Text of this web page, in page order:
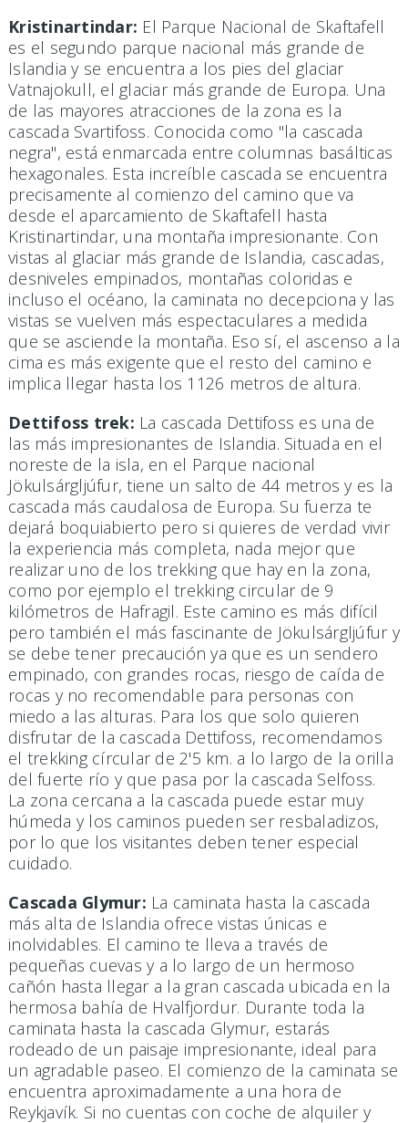
Kristinartindar: El Parque Nacional de Skaftafell
es el segundo parque nacional más grande de
Islandia y se encuentra a los pies del glaciar
Vatnajokull, el glaciar más grande de Europa. Una
de las mayores atracciones de la zona es la
cascada Svartifoss. Conocida como "la cascada
negra", está enmarcada entre columnas basálticas
hexagonales. Esta increíble cascada se encuentra
precisamente al comienzo del camino que va
desde el aparcamiento de Skaftafell hasta
Kristinartindar, una montaña impresionante. Con
vistas al glaciar más grande de Islandia, cascadas,
desniveles empinados, montañas coloridas e
incluso el océano, la caminata no decepciona y las
vistas se vuelven más espectaculares a medida
que se asciende la montaña. Eso sí, el ascenso a la
cima es más exigente que el resto del camino e
implica llegar hasta los 1126 metros de altura.
Dettifoss trek: La cascada Dettifoss es una de
las más impresionantes de Islandia. Situada en el
noreste de la isla, en el Parque nacional
Jökulsárgljúfur, tiene un salto de 44 metros y es la
cascada más caudalosa de Europa. Su fuerza te
dejará boquiabierto pero si quieres de verdad vivir
la experiencia más completa, nada mejor que
realizar uno de los trekking que hay en la zona,
como por ejemplo el trekking circular de 9
kilómetros de Hafragil. Este camino es más difícil
pero también el más fascinante de Jökulsárgljúfur y
se debe tener precaución ya que es un sendero
empinado, con grandes rocas, riesgo de caída de
rocas y no recomendable para personas con
miedo a las alturas. Para los que solo quieren
disfrutar de la cascada Dettifoss, recomendamos
el trekking círcular de 2'5 km. a lo largo de la orilla
del fuerte río y que pasa por la cascada Selfoss.
La zona cercana a la cascada puede estar muy
húmeda y los caminos pueden ser resbaladizos,
por lo que los visitantes deben tener especial
cuidado.
Cascada Glymur: La caminata hasta la cascada
más alta de Islandia ofrece vistas únicas e
inolvidables. El camino te lleva a través de
pequeñas cuevas y a lo largo de un hermoso
cañón hasta llegar a la gran cascada ubicada en la
hermosa bahía de Hvalfjordur. Durante toda la
caminata hasta la cascada Glymur, estarás
rodeado de un paisaje impresionante, ideal para
un agradable paseo. El comienzo de la caminata se
encuentra aproximadamente a una hora de
Reykjavík. Si no cuentas con coche de alquiler y